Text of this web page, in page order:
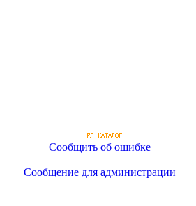
Сообщить об ошибке
Сообщение для администрации